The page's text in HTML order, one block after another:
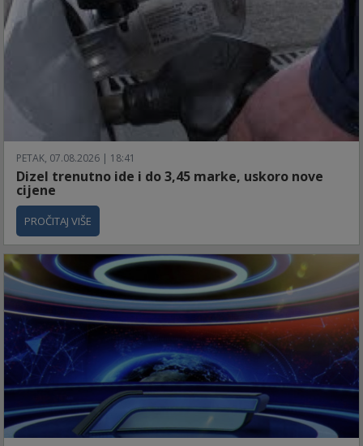
PETAK, 07.08.2026 | 18:41
Dizel trenutno ide i do 3,45 marke, uskoro nove
cijene
PROČITAJ VIŠE